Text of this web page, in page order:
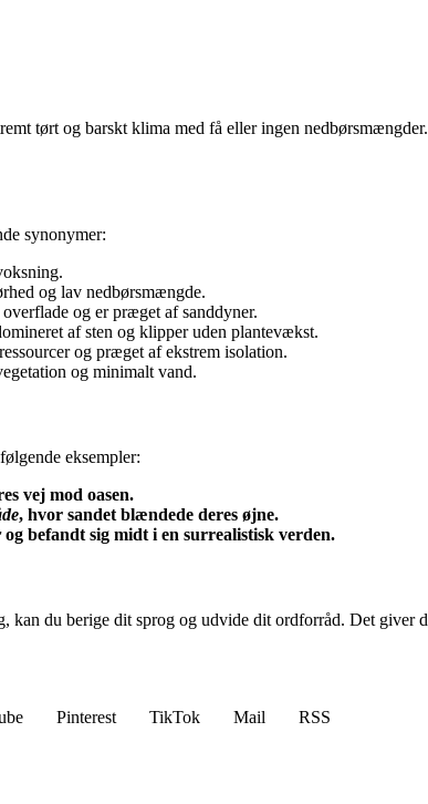
tørt og barskt klima med få eller ingen
synonymer:
og lav nedbørsmængde.
og er præget af sanddyner.
af sten og klipper uden plantevækst.
og præget af ekstrem isolation.
og minimalt vand.
eksempler:
vej mod oasen.
, hvor sandet blændede deres øjne.
og befandt sig midt i en surrealistisk verden.
du berige dit sprog og udvide dit ordforråd. Det
Pinterest TikTok Mail
RSS